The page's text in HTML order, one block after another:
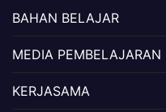
BAHAN BELAJAR
MEDIA PEMBELAJARAN
KERJASAMA